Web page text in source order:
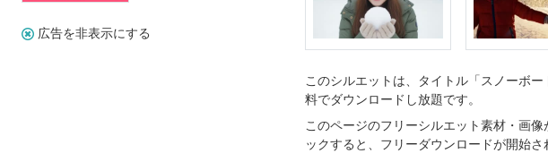
広告を非表示にする
このシルエットは、タイトル「スノーボ
料でダウンロードし放題です。
このページのフリーシルエット素材・画
ックすると、フリーダウンロードが開始さ